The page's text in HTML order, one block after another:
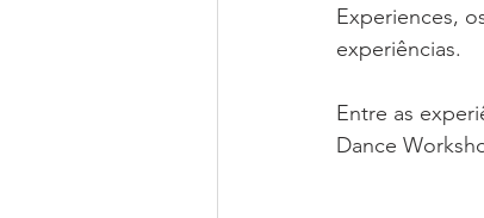
Experiences,
experiências.
Entre as
Dance